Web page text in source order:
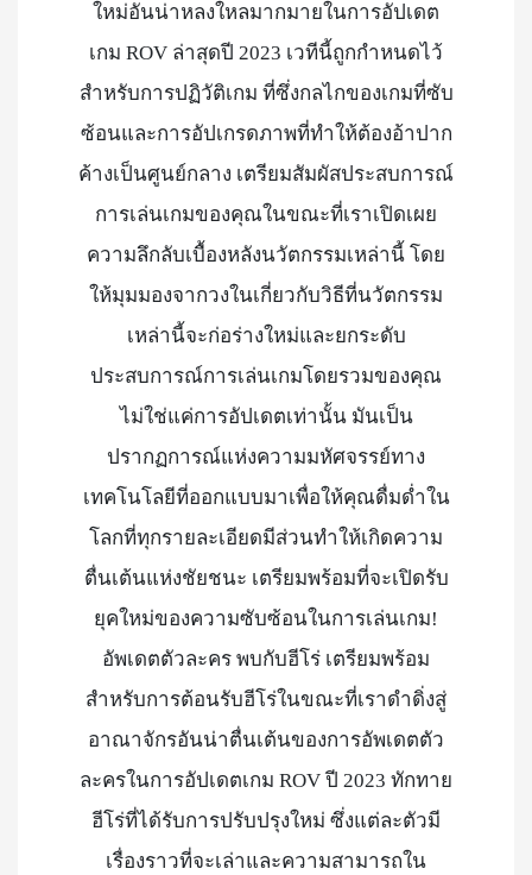
ใหม่อันน่าหลงใหลมากมายในการอัปเดต
เกม ROV ล่าสุดปี 2023 เวทีนี้ถูกกำหนดไว้
สำหรับการปฏิวัติเกม ที่ซึ่งกลไกของเกมที่ซับ
ซ้อนและการอัปเกรดภาพที่ทำให้ต้องอ้าปาก
ค้างเป็นศูนย์กลาง เตรียมสัมผัสประสบการณ์
การเล่นเกมของคุณในขณะที่เราเปิดเผย
ความลึกลับเบื้องหลังนวัตกรรมเหล่านี้ โดย
ให้มุมมองจากวงในเกี่ยวกับวิธีที่นวัตกรรม
เหล่านี้จะก่อร่างใหม่และยกระดับ
ประสบการณ์การเล่นเกมโดยรวมของคุณ
ไม่ใช่แค่การอัปเดตเท่านั้น มันเป็น
ปรากฏการณ์แห่งความมหัศจรรย์ทาง
เทคโนโลยีที่ออกแบบมาเพื่อให้คุณดื่มด่ำใน
โลกที่ทุกรายละเอียดมีส่วนทำให้เกิดความ
ตื่นเต้นแห่งชัยชนะ เตรียมพร้อมที่จะเปิดรับ
ยุคใหม่ของความซับซ้อนในการเล่นเกม!
อัพเดตตัวละคร พบกับฮีโร่ เตรียมพร้อม
สำหรับการต้อนรับฮีโร่ในขณะที่เราดำดิ่งสู่
อาณาจักรอันน่าตื่นเต้นของการอัพเดตตัว
ละครในการอัปเดตเกม ROV ปี 2023 ทักทาย
ฮีโร่ที่ได้รับการปรับปรุงใหม่ ซึ่งแต่ละตัวมี
เรื่องราวที่จะเล่าและความสามารถใน